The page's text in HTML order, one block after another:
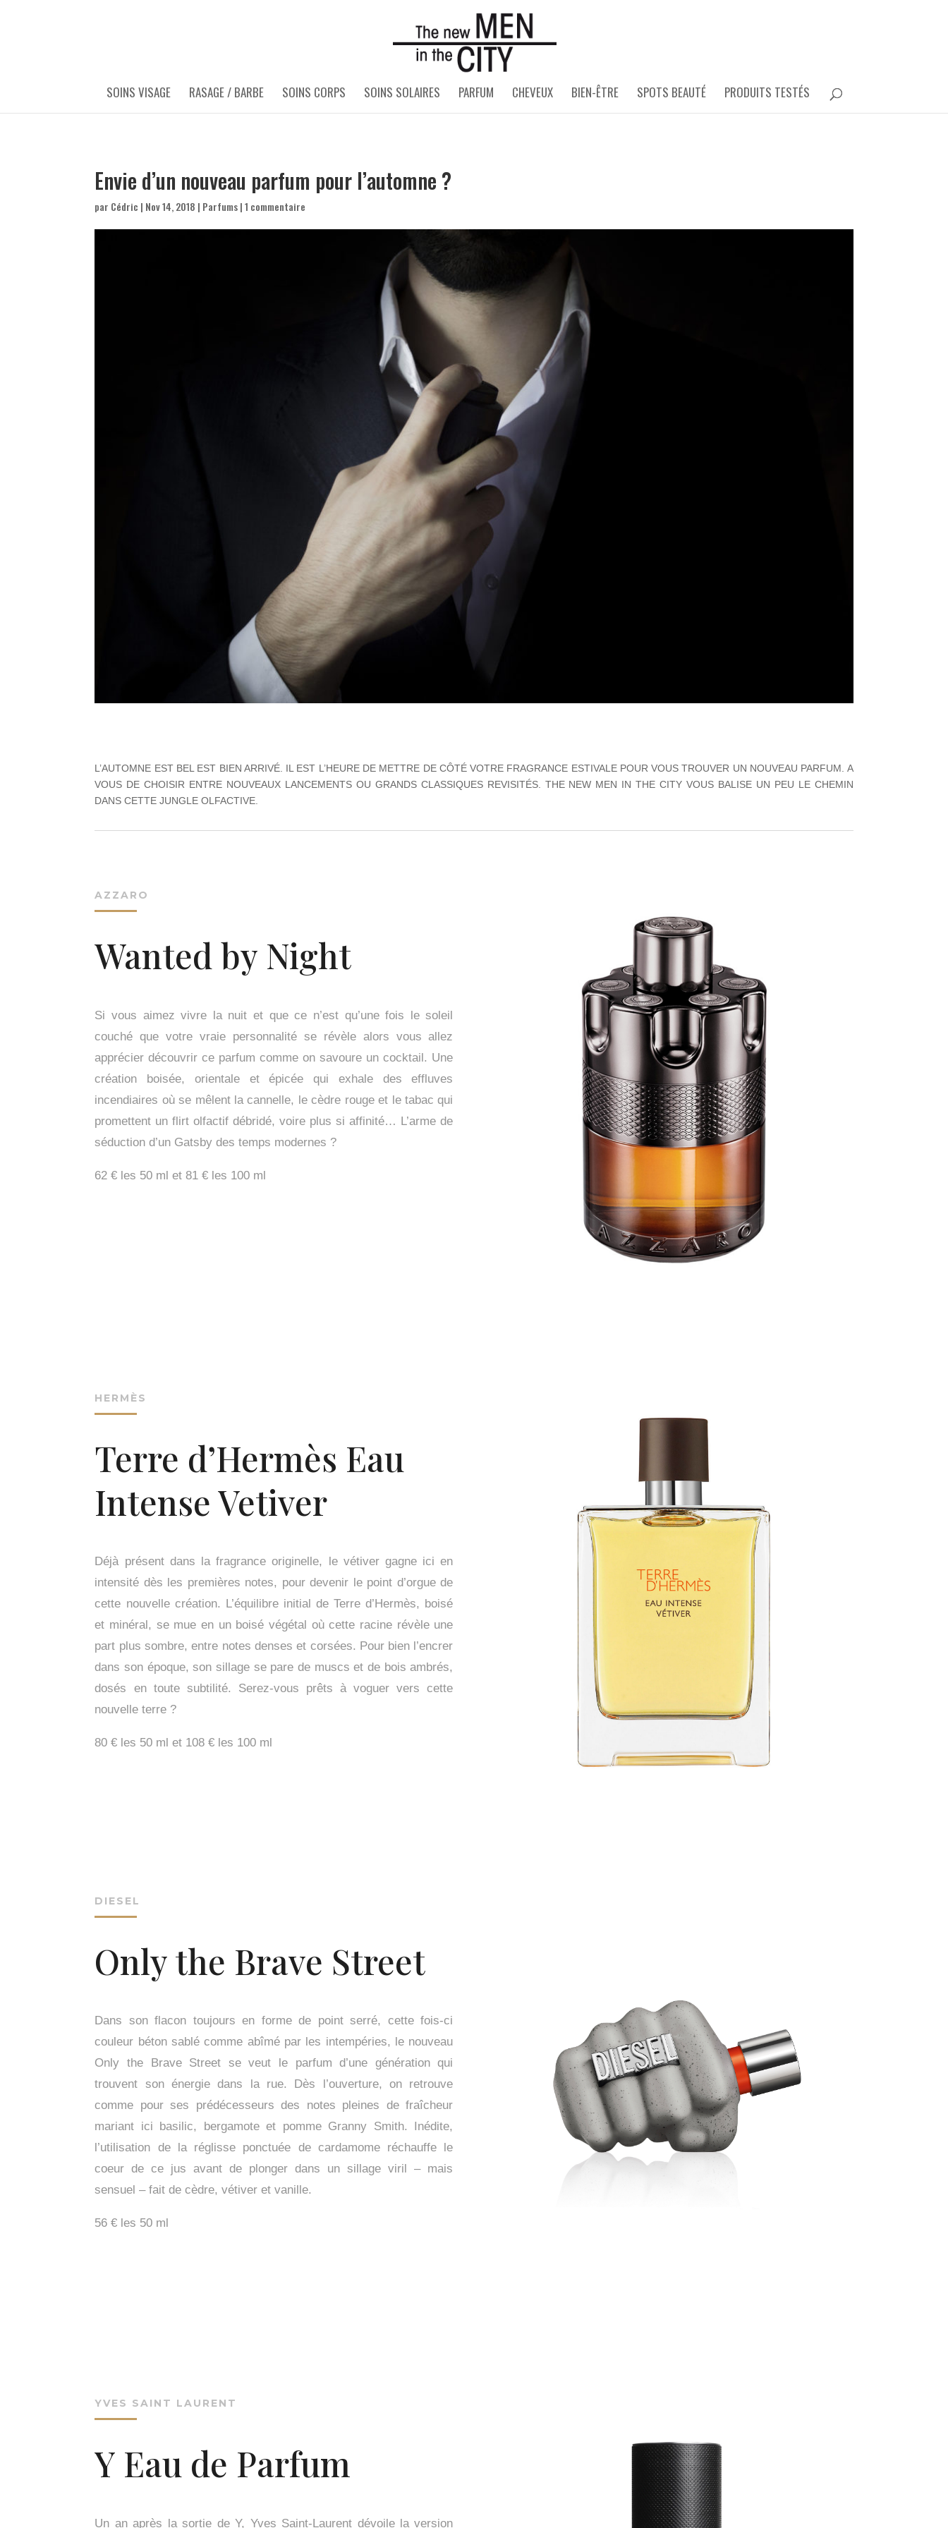
SOINS VISAGE RASAGE / BARBE SOINS CORPS SOINS SOLAIRES PARFUM CHEVEUX BIEN-ÊTRE SPOTS BEAUTÉ PRODUITS TESTÉS
Envie d’un nouveau parfum pour l’automne ?
par Cédric | Nov 14, 2018 | Parfums|1 commentaire
L’AUTOMNE EST BEL EST BIEN ARRIVÉ. IL EST L’HEURE DE METTRE DE CÔTÉ VOTRE FRAGRANCE ESTIVALE POUR VOUS TROUVER UN NOUVEAU PARFUM. A
VOUS DE CHOISIR ENTRE NOUVEAUX LANCEMENTS OU GRANDS CLASSIQUES REVISITÉS. THE NEW MEN IN THE CITY VOUS BALISE UN PEU LE CHEMIN
DANS CETTE JUNGLE OLFACTIVE.
AZZARO
Wanted by Night
Si vous aimez vivre la nuit et que ce n’est qu’une fois le soleil
couché que votre vraie personnalité se révèle alors vous allez
apprécier découvrir ce parfum comme on savoure un cocktail. Une
création boisée, orientale et épicée qui exhale des effluves
incendiaires où se mêlent la cannelle, le cèdre rouge et le tabac qui
promettent un flirt olfactif débridé, voire plus si affinité… L’arme de
séduction d’un Gatsby des temps modernes ?
62 € les 50 ml et 81 € les 100 ml
HERMÈS
Terre d’Hermès Eau
Intense Vetiver
Déjà présent dans la fragrance originelle, le vétiver gagne ici en
intensité dès les premières notes, pour devenir le point d’orgue de
cette nouvelle création. L’équilibre initial de Terre d’Hermès, boisé
et minéral, se mue en un boisé végétal où cette racine révèle une
part plus sombre, entre notes denses et corsées. Pour bien l’encrer
dans son époque, son sillage se pare de muscs et de bois ambrés,
dosés en toute subtilité. Serez-vous prêts à voguer vers cette
nouvelle terre ?
80 € les 50 ml et 108 € les 100 ml
DIESEL
Only the Brave Street
Dans son flacon toujours en forme de point serré, cette fois-ci
couleur béton sablé comme abîmé par les intempéries, le nouveau
Only the Brave Street se veut le parfum d’une génération qui
trouvent son énergie dans la rue. Dès l’ouverture, on retrouve
comme pour ses prédécesseurs des notes pleines de fraîcheur
mariant ici basilic, bergamote et pomme Granny Smith. Inédite,
l’utilisation de la réglisse ponctuée de cardamome réchauffe le
coeur de ce jus avant de plonger dans un sillage viril – mais
sensuel – fait de cèdre, vétiver et vanille.
56 € les 50 ml
YVES SAINT LAURENT
Y Eau de Parfum
Un an après la sortie de Y, Yves Saint-Laurent dévoile la version